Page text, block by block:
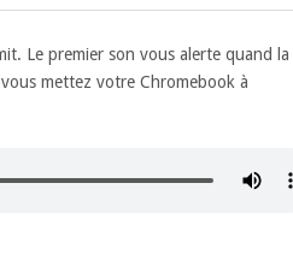
Le premier son vous alerte quand la
mettez votre Chromebook à